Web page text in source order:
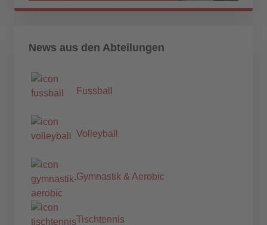
News aus den Abteilungen
Fussball
Volleyball
Gymnastik & Aerobic
Tischtennis